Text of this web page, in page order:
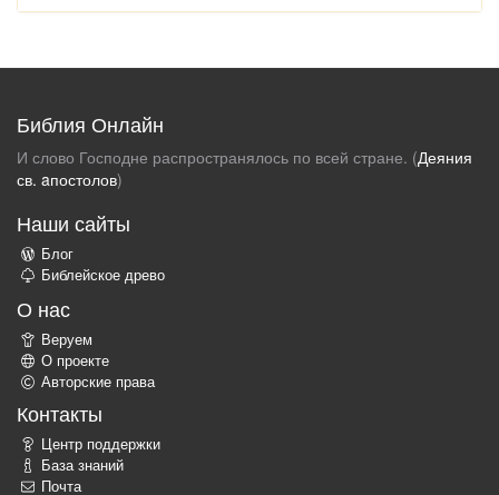
Библия Онлайн
И слово Господне распространялось по всей стране. (Деяния
св. aпостолов)
Наши сайты
Блог
Библейское древо
О нас
Веруем
О проекте
Авторские права
Контакты
Центр поддержки
База знаний
Почта